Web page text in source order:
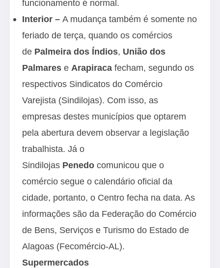
funcionamento é normal.
Interior – A mudança também é somente no
feriado de terça, quando os comércios
de Palmeira dos Índios, União dos
Palmares e Arapiraca fecham, segundo os
respectivos Sindicatos do Comércio
Varejista (Sindilojas). Com isso, as
empresas destes municípios que optarem
pela abertura devem observar a legislação
trabalhista. Já o
Sindilojas Penedo comunicou que o
comércio segue o calendário oficial da
cidade, portanto, o Centro fecha na data. As
informações são da Federação do Comércio
de Bens, Serviços e Turismo do Estado de
Alagoas (Fecomércio-AL).
Supermercados